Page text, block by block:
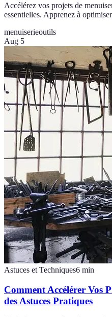
Accélérez vos projets de
essentielles. Apprenez à
menuiserieoutils
Aug 5
Astuces et Techniques6 min
Comment Accélérer Vos
des Astuces Pratiques